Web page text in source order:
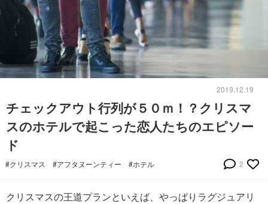
2019.12.19
チェックアウト行列が５０ｍ！？クリスマ
スのホテルで起こった恋人たちのエピソー
ド
#クリスマス #アフタヌーンティー #ホテル 2
クリスマスの王道プランといえば、やっぱりラグジュアリ